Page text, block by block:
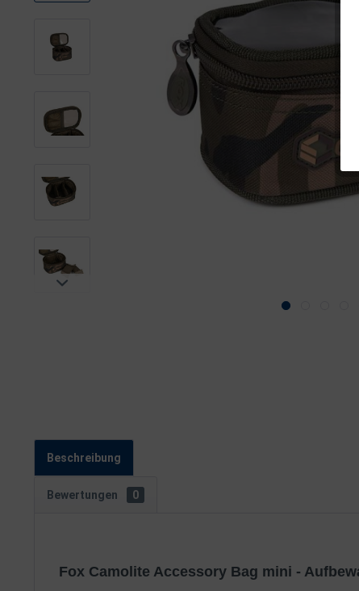
Beschreibung
Bewertungen 0
Fox Camolite Accessory Bag mini -